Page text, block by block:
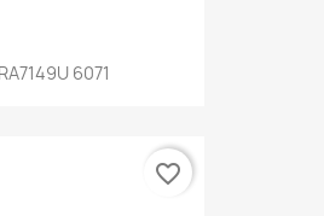
RA7149U 6071
favorite_border